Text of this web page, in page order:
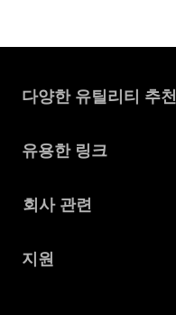
다양한 유틸리티 추천
윈도우 데이터 복구
파티션 관리 도구
중복 파일 찾기 및 제거
유용한 링크
꿀팁 모음
맥 복구 솔루션
회사 관련
회사소개
지원